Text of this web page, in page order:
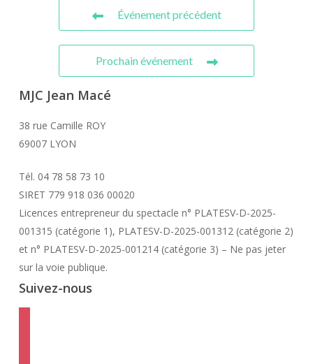
Événement précédent
Prochain événement
MJC Jean Macé
38 rue Camille ROY
69007 LYON
Tél. 04 78 58 73 10
SIRET 779 918 036 00020
Licences entrepreneur du spectacle n° PLATESV-D-2025-
001315 (catégorie 1), PLATESV-D-2025-001312 (catégorie 2)
et n° PLATESV-D-2025-001214 (catégorie 3) – Ne pas jeter
sur la voie publique.
Suivez-nous